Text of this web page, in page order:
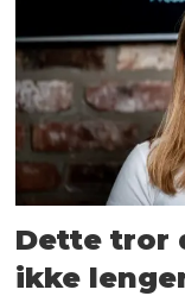
Dette tror
ikke